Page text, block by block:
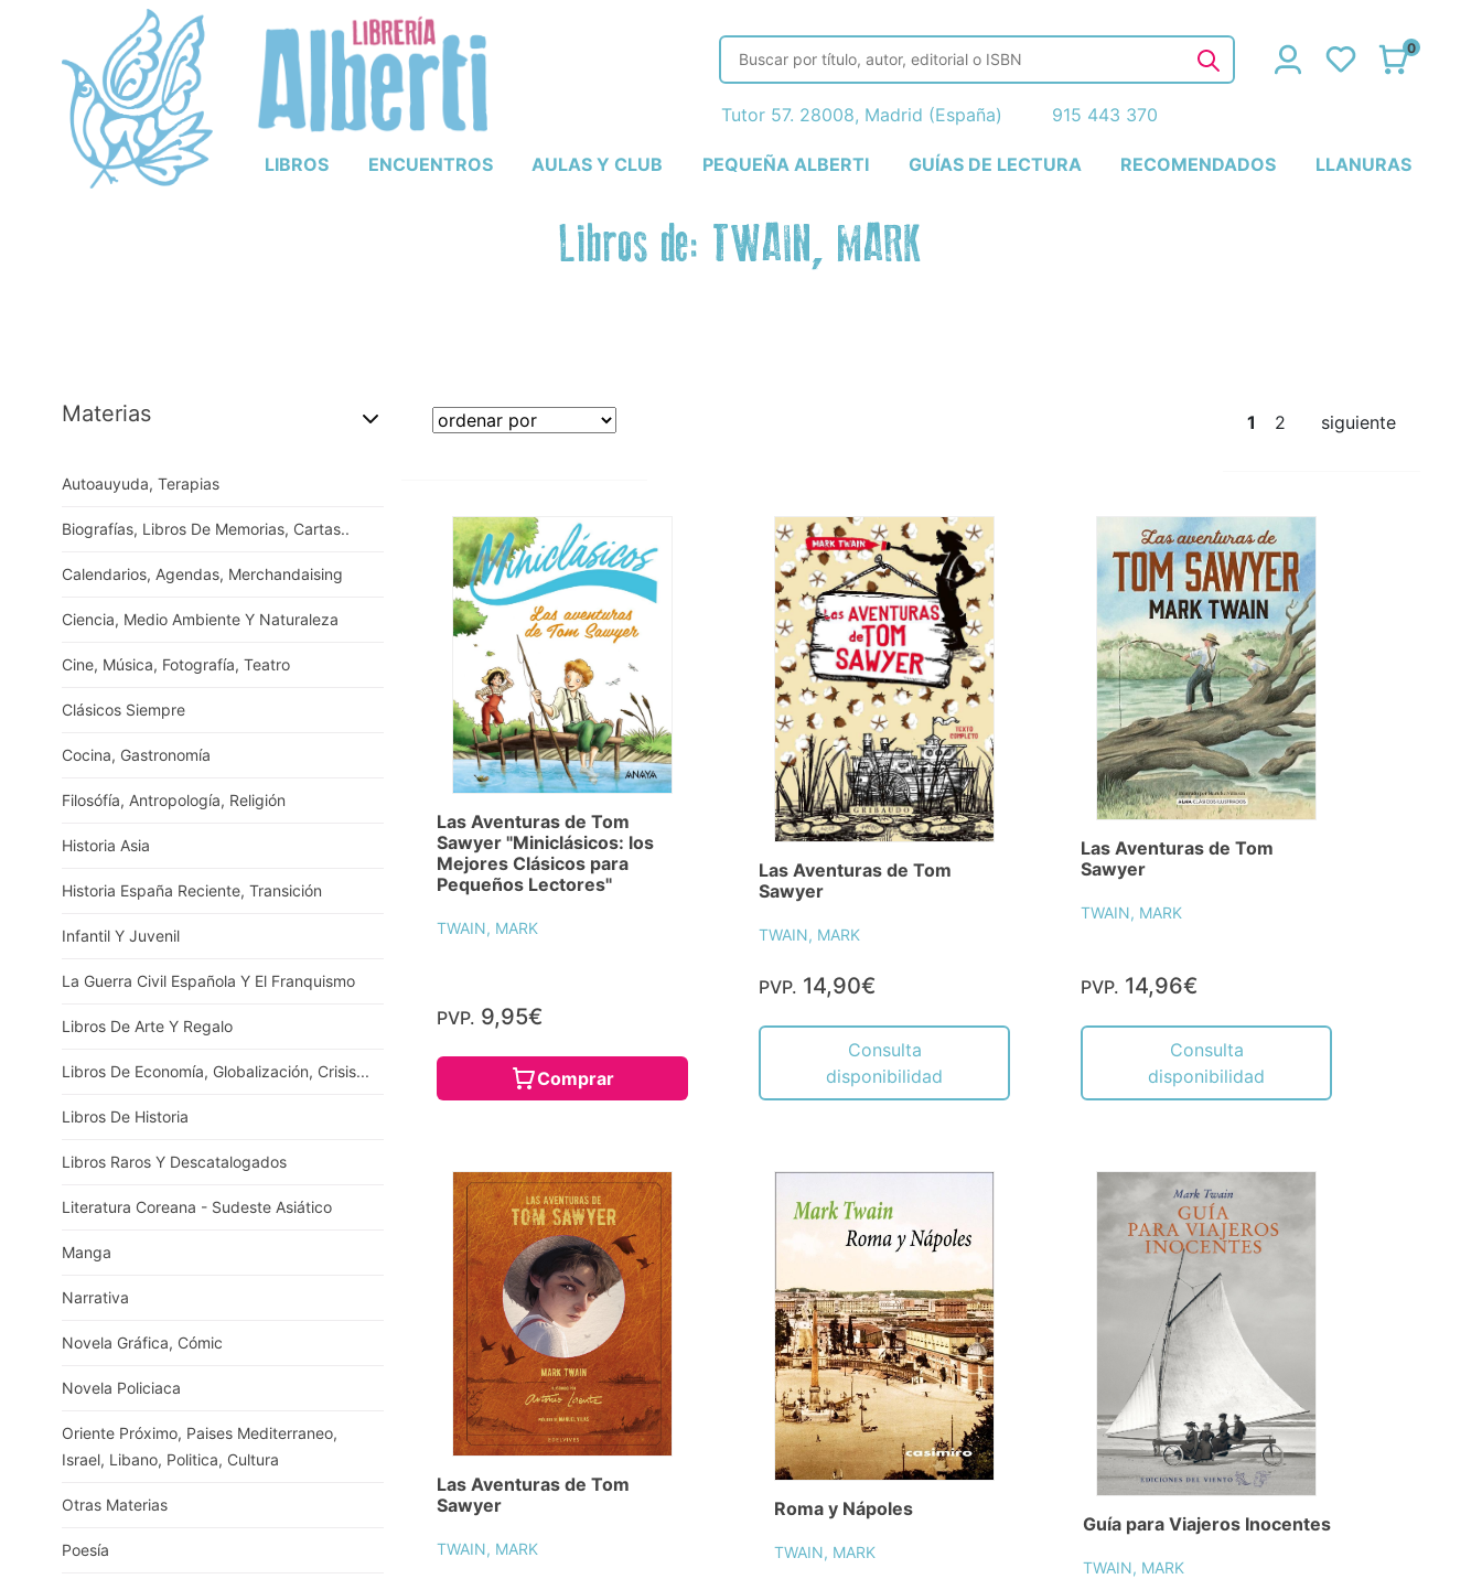
LIBROS ENCUENTROS AULAS Y CLUB PEQUEÑA ALBERTI GUÍAS DE LECTURA RECOMENDADOS LLANURAS
0
Tutor 57. 28008, Madrid (España) 915 443 370
Libros de: TWAIN, MARK
Materias
Autoauyuda, Terapias
Biografías, Libros De Memorias, Cartas..
Calendarios, Agendas, Merchandaising
Ciencia, Medio Ambiente Y Naturaleza
Cine, Música, Fotografía, Teatro
Clásicos Siempre
Cocina, Gastronomía
Filosófía, Antropología, Religión
Historia Asia
Historia España Reciente, Transición
Infantil Y Juvenil
La Guerra Civil Española Y El Franquismo
Libros De Arte Y Regalo
Libros De Economía, Globalización, Crisis...
Libros De Historia
Libros Raros Y Descatalogados
Literatura Coreana - Sudeste Asiático
Manga
Narrativa
Novela Gráfica, Cómic
Novela Policiaca
Oriente Próximo, Paises Mediterraneo,
Israel, Libano, Politica, Cultura
Otras Materias
Poesía
1 2 siguiente
Las Aventuras de Tom
Sawyer "Miniclásicos: los
Mejores Clásicos para
Pequeños Lectores"
TWAIN, MARK
PVP. 9,95€
Comprar
Las Aventuras de Tom
Sawyer
TWAIN, MARK
PVP. 14,90€
Consulta
disponibilidad
Las Aventuras de Tom
Sawyer
TWAIN, MARK
PVP. 14,96€
Consulta
disponibilidad
Las Aventuras de Tom
Sawyer
TWAIN, MARK
Roma y Nápoles
TWAIN, MARK
Guía para Viajeros Inocentes
TWAIN, MARK